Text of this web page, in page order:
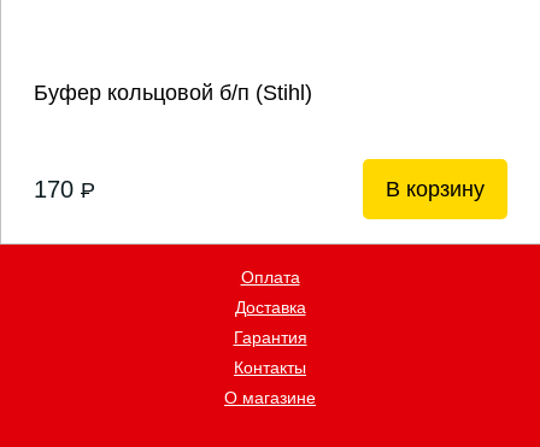
Буфер кольцовой б/п (Stihl)
170 P В корзину
Оплата
Доставка
Гарантия
Контакты
О магазине